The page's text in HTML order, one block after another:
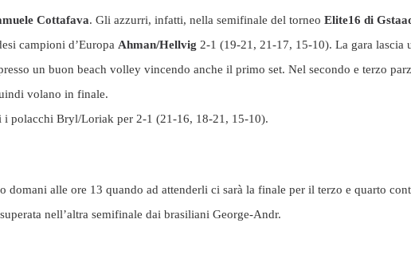
Cottafava. Gli azzurri, infatti, nella semifinale del torneoElite16 di
campioni d’Europa Ahman/Hellvig 2-1 (19-21, 21-17, 15-10). La gara lascia
un buon beach volley vincendo anche il primo set. Nel secondo e terzo
volano in finale.
polacchi Bryl/Loriak per 2-1 (21-16, 18-21, 15-10).
domani alle ore 13 quando ad attenderli ci sarà la finale per il terzo e quarto
nell’altra semifinale dai brasiliani George-Andr.